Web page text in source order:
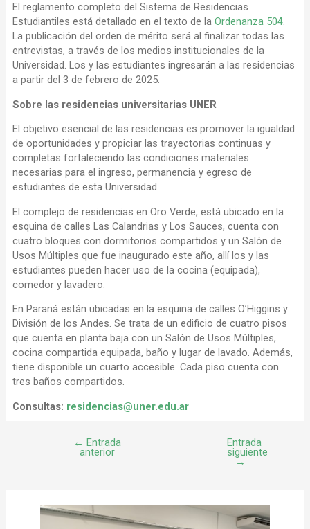
El reglamento completo del Sistema de Residencias
Estudiantiles está detallado en el texto de la Ordenanza 504.
La publicación del orden de mérito será al finalizar todas las
entrevistas, a través de los medios institucionales de la
Universidad. Los y las estudiantes ingresarán a las residencias
a partir del 3 de febrero de 2025.
Sobre las residencias universitarias UNER
El objetivo esencial de las residencias es promover la igualdad
de oportunidades y propiciar las trayectorias continuas y
completas fortaleciendo las condiciones materiales
necesarias para el ingreso, permanencia y egreso de
estudiantes de esta Universidad.
El complejo de residencias en Oro Verde, está ubicado en la
esquina de calles Las Calandrias y Los Sauces, cuenta con
cuatro bloques con dormitorios compartidos y un Salón de
Usos Múltiples que fue inaugurado este año, allí los y las
estudiantes pueden hacer uso de la cocina (equipada),
comedor y lavadero.
En Paraná están ubicadas en la esquina de calles O’Higgins y
División de los Andes. Se trata de un edificio de cuatro pisos
que cuenta en planta baja con un Salón de Usos Múltiples,
cocina compartida equipada, baño y lugar de lavado. Además,
tiene disponible un cuarto accesible. Cada piso cuenta con
tres baños compartidos.
Consultas: residencias@uner.edu.ar
← Entrada
anterior
Entrada
siguiente
→